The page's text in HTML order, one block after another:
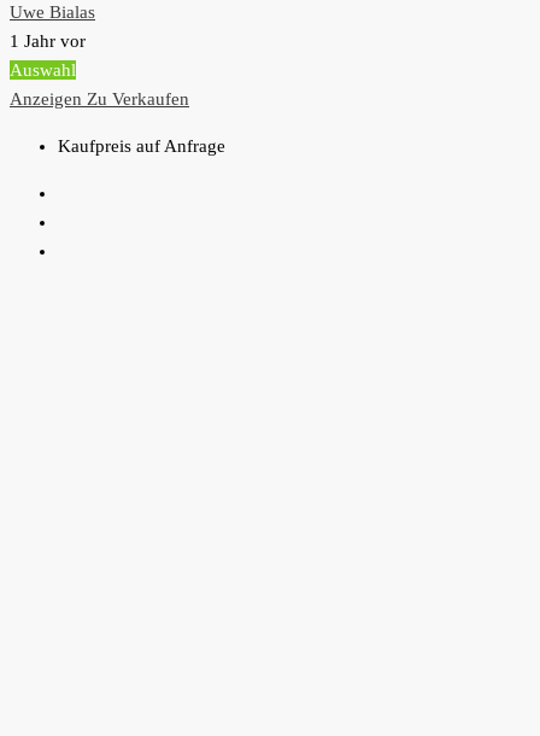
Uwe Bialas
1 Jahr vor
Auswahl
Anzeigen Zu Verkaufen
Kaufpreis auf Anfrage